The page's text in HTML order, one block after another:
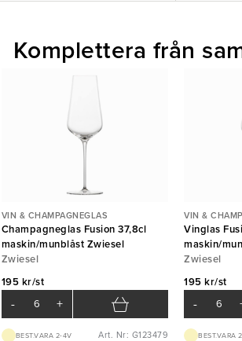
VIN & CHAMPAGNEGLAS
Champagneglas Fusion 37,8cl
maskin/munblåst Zwiesel
Zwiesel
195 kr/st
- +
BEST.VARA 2-4V Art. Nr: G123479
VIN &
Vinglas
maskin/
Zwiesel
195 kr/st
-
BEST.VARA
Komplettera från